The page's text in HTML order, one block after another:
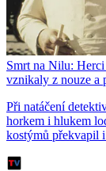
Smrt na Nilu:
vznikaly z nouze a
Při natáčení
horkem i hlukem
kostýmů překvapil i